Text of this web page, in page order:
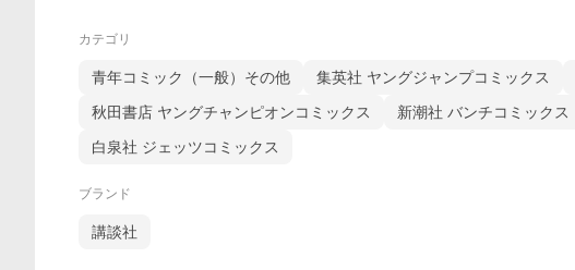
カテゴリ
青年コミック（一般）その他 集英社 ヤングジャンプコミックス
秋田書店 ヤングチャンピオンコミックス
新潮社 バンチコミックス
白泉社 ジェッツコミックス
ブランド
講談社